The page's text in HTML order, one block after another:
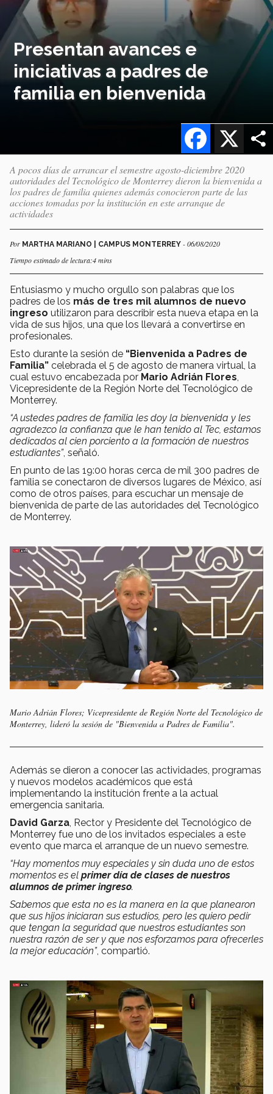
Presentan avances e
iniciativas a padres de
familia en bienvenida
X
Facebook
A pocos días de arrancar el semestre agosto-diciembre 2020
autoridades del Tecnológico de Monterrey dieron la bienvenida a
los padres de familia quienes además conocieron parte de las
acciones tomadas por la institución en este arranque de
actividades
Por MARTHA MARIANO | CAMPUS MONTERREY - 06/08/2020
Tiempo estimado de lectura:4 mins
Entusiasmo y mucho orgullo son palabras que los
padres de los más de tres mil alumnos de nuevo
ingreso utilizaron para describir esta nueva etapa en la
vida de sus hijos, una que los llevará a convertirse en
profesionales.
Esto durante la sesión de “Bienvenida a Padres de
Familia” celebrada el 5 de agosto de manera virtual, la
cual estuvo encabezada por Mario Adrián Flores
Vicepresidente de la Región Norte del Tecnológico de
Monterrey.
“A ustedes padres de familia les doy la bienvenida y les
agradezco la confianza que le han tenido al Tec, estamos
dedicados al cien porciento a la formación de nuestros
estudiantes”, señaló.
En punto de las 19:00 horas cerca de mil 300 padres de
familia se conectaron de diversos lugares de México, así
como de otros países, para escuchar un mensaje de
bienvenida de parte de las autoridades del Tecnológico
de Monterrey.
Mario Adrián Flores; Vicepresidente de Región Norte del Tecnológico de
Monterrey, lideró la sesión de "Bienvenida a Padres de Familia".
Además se dieron a conocer las actividades, programas
y nuevos modelos académicos que está
implementando la institución frente a la actual
emergencia sanitaria.
David Garza , Rector y Presidente del Tecnológico de
Monterrey fue uno de los invitados especiales a este
evento que marca el arranque de un nuevo semestre.
“Hay momentos muy especiales y sin duda uno de estos
momentos es el primer día de clases de nuestros
alumnos de primer ingreso.
Sabemos que esta no es la manera en la que planearon
que sus hijos iniciaran sus estudios, pero les quiero pedir
que tengan la seguridad que nuestros estudiantes son
nuestra razón de ser y que nos esforzamos para ofrecerles
la mejor educación”, compartió.